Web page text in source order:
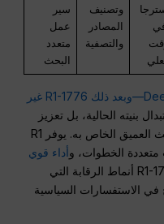
وتصنيف
المصادر
والتصفية
سير
عمل
متعدد
البحث
DeepSeek R1—وبعد ذلك R1-1776 غير
بنيته الحالية، بل تعزيز
جوهر المنطق الكامن وراء محرك البحث العميق الخاص به. يوفر R1
متعددة الخطوات، و أداء قوي
, ، بينما يزيل R1-1776 أنماط الرقابة التي
الاستفسارات السياسية